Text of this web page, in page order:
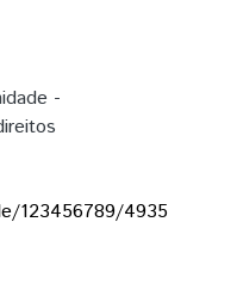
-
123456789/4935